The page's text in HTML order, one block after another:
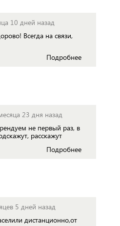
10 дней назад
Всегда на связи,
Подробнее
23 дня назад
не первый раз, в
расскажут
Подробнее
5 дней назад
дистанционно,от